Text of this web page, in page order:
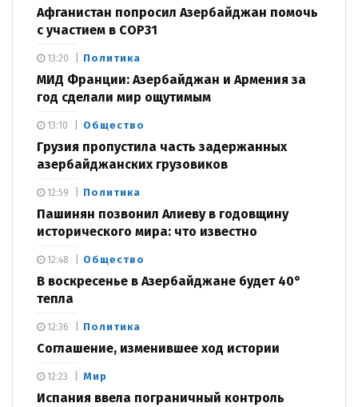
Афганистан попросил Азербайджан помочь
с участием в COP31
Политика
МИД Франции: Азербайджан и Армения за
год сделали мир ощутимым
13:20
Общество
Грузия пропустила часть задержанных
азербайджанских грузовиков
13:10
Политика
Пашинян позвонил Алиеву в годовщину
исторического мира: что известно
12:59
Общество
В воскресенье в Азербайджане будет 40°
тепла
12:48
Политика
Соглашение, изменившее ход истории
12:36
Мир
Испания ввела пограничный контроль
12:23